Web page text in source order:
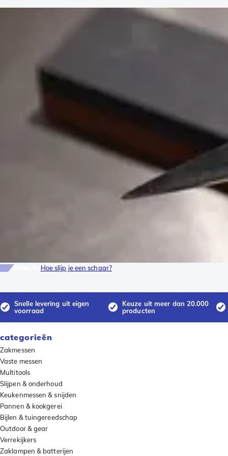
Hoe slijp je een schaar?
Snelle levering uit eigen
voorraad
Keuze uit meer dan 20.000
producten
categorieën
Zakmessen
Vaste messen
Multitools
Slijpen & onderhoud
Keukenmessen & snijden
Pannen & kookgerei
Bijlen & tuingereedschap
Outdoor & gear
Verrekijkers
Zaklampen & batterijen